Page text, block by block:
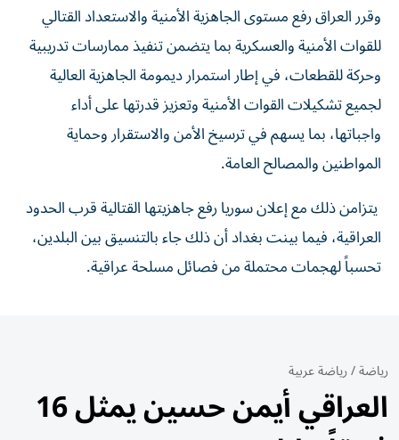
وقرر العراق رفع مستوى الجاهزية الأمنية والاستعداد القتالي
للقوات الأمنية والعسكرية بما يتضمن تنفيذ ممارسات تدريبية
وحركة للقطعات، في إطار استمرار ديمومة الجاهزية العالية
لجميع تشكيلات القوات الأمنية وتعزيز قدرتها على أداء
واجباتها، بما يسهم في ترسيخ الأمن والاستقرار وحماية
المواطنين والمصالح العامة.
يتزامن ذلك مع إعلان سوريا رفع جاهزيتها القتالية قرب الحدود
العراقية، فيما بينت بغداد أن ذلك جاء بالتنسيق بين البلدين،
تحسباً لهجمات محتملة من فصائل مسلحة عراقية.
رياضة/رياضة عربية
العراقي أيمن حسين يمثل 16